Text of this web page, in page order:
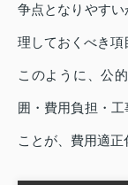
争点となりやす
理しておくべき項
このように、公
囲・費用負担・
ことが、費用適正